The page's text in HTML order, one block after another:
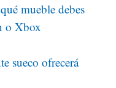
mueble debes
o Xbox
sueco ofrecerá